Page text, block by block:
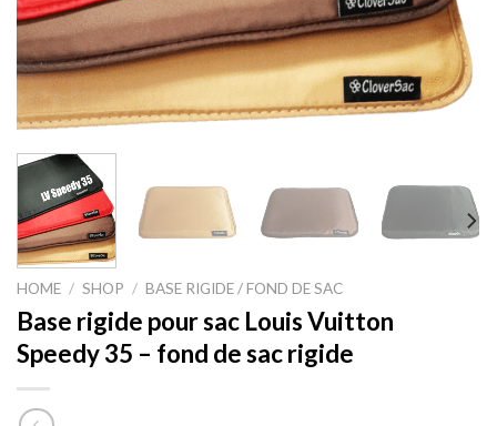
HOME / SHOP / BASE RIGIDE / FOND DE SAC
Base rigide pour sac Louis Vuitton
Speedy 35 – fond de sac rigide